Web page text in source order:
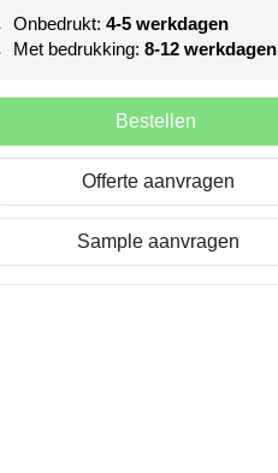
Onbedrukt: 4-5 werkdagen
Met bedrukking: 8-12 werkdagen
Bestellen
Offerte aanvragen
Sample aanvragen